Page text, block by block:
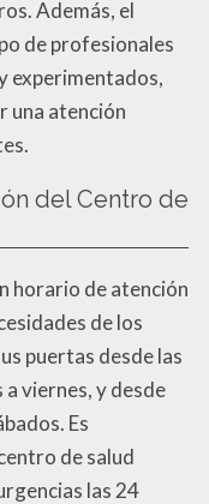
Además, el
de profesionales
experimentados,
una atención
del Centro de
horario de atención
de los
puertas desde las
a viernes, y desde
Es
de salud
las 24